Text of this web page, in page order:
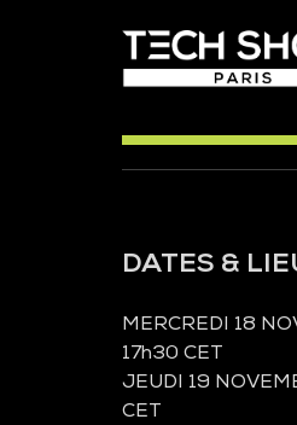
DATES &
MERCREDI 18
17h30 CET
JEUDI 19
CET